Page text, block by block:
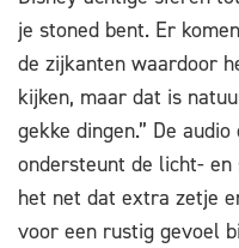
je stoned bent. Er
de zijkanten waardoor
kijken, maar dat is
gekke dingen.” De
ondersteunt de licht- en
het net dat extra zetje
voor een rustig gevoel